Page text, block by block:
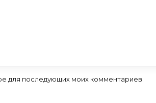
для последующих моих комментариев.